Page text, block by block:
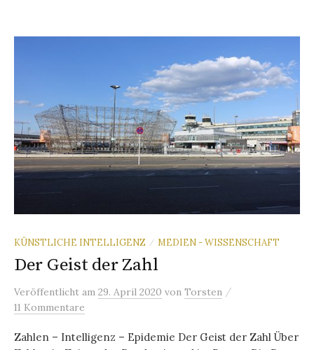
KÜNSTLICHE INTELLIGENZ / MEDIEN - WISSENSCHAFT
Der Geist der Zahl
Veröffentlicht am 29. April 2020 von Torsten /
11 Kommentare
Zahlen – Intelligenz – Epidemie Der Geist der Zahl Über